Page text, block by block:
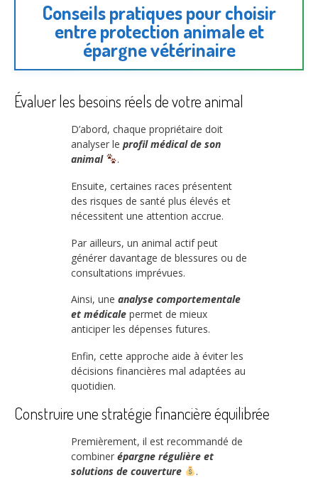
Conseils pratiques pour choisir
entre protection animale et
épargne vétérinaire
Évaluer les besoins réels de votre animal
D’abord, chaque propriétaire doit
analyser le profil médical de son
animal
.
Ensuite, certaines races présentent
des risques de santé plus élevés et
nécessitent une attention accrue.
Par ailleurs, un animal actif peut
générer davantage de blessures ou de
consultations imprévues.
Ainsi, une analyse comportementale
et médicale permet de mieux
anticiper les dépenses futures.
Enfin, cette approche aide à éviter les
décisions financières mal adaptées au
quotidien.
Construire une stratégie financière équilibrée
Premièrement, il est recommandé de
combiner épargne régulière et
solutions de couverture
.